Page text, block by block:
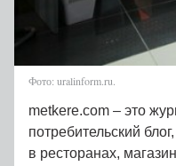
Фото: uralinform.ru.
metkere.com – это
потребительский
в ресторанах,